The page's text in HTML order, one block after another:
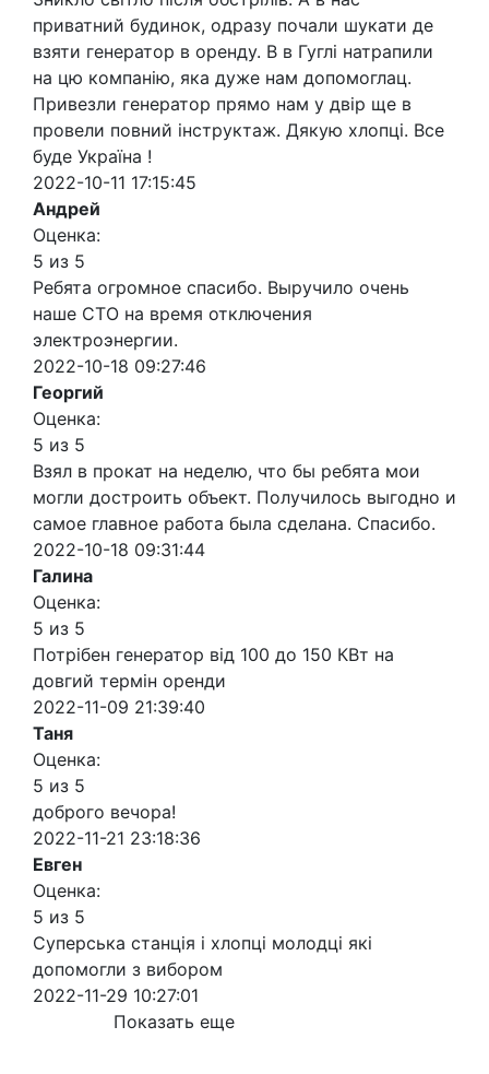
приватний будинок, одразу почали шукати де
взяти генератор в оренду. В в Гуглі натрапили
на цю компанію, яка дуже нам допомоглац.
Привезли генератор прямо нам у двір ще в
провели повний інструктаж. Дякую хлопці. Все
буде Україна !
2022-10-11 17:15:45
Андрей
Оценка:
5 из 5
Ребята огромное спасибо. Выручило очень
наше СТО на время отключения
электроэнергии.
2022-10-18 09:27:46
Георгий
Оценка:
5 из 5
Взял в прокат на неделю, что бы ребята мои
могли достроить объект. Получилось выгодно и
самое главное работа была сделана. Спасибо.
2022-10-18 09:31:44
Галина
Оценка:
5 из 5
Потрібен генератор від 100 до 150 КВт на
довгий термін оренди
2022-11-09 21:39:40
Таня
Оценка:
5 из 5
доброго вечора!
2022-11-21 23:18:36
Евген
Оценка:
5 из 5
Суперська станція і хлопці молодці які
допомогли з вибором
2022-11-29 10:27:01
Показать еще